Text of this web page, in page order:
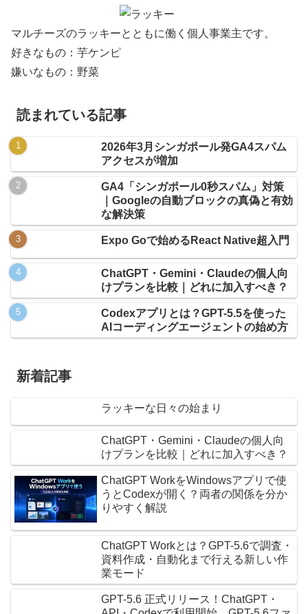
マルチーズのラッキーとともに働く個人事業主です。
好きなもの：芋ケンピ
嫌いなもの：野菜
読まれている記事
2026年3月シンガポール発GA4スパム
アクセスが増加
GA4「シンガポール0秒スパム」対策
｜Googleの自動ブロックの真偽と有効
な解決策
Expo Goで始めるReact Native超入門
ChatGPT・Gemini・Claudeの個人向
けプランを比較｜どれに加入すべき？
Codexアプリとは？GPT-5.5を使った
AIコーディングエージェントの始め方
新着記事
ラッキーな日々の始まり
ChatGPT・Gemini・Claudeの個人向
けプランを比較｜どれに加入すべき？
ChatGPT WorkをWindowsアプリで使
うとCodexが開く？両者の関係を分か
りやすく解説
ChatGPT Workとは？GPT-5.6で調査・
資料作成・自動化まで行える新しい作
業モード
GPT-5.6 正式リリース！ChatGPT・